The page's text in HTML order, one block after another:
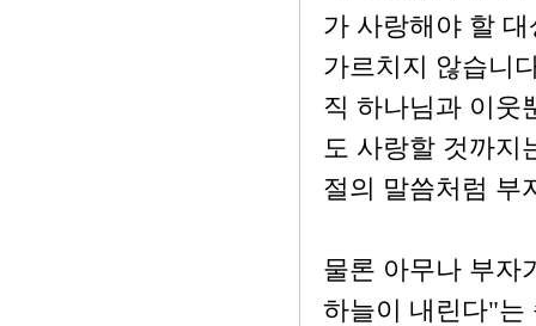
가 사랑해야 할
가르치지 않습니
직 하나님과 이웃
도 사랑할 것까지
절의 말씀처럼 부
물론 아무나 부자
하늘이 내린다"는